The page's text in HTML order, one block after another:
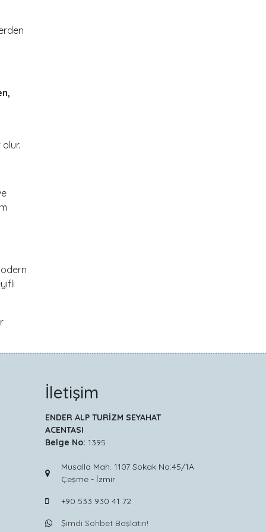
İletişim
ENDER ALP TURİZM SEYAHAT
ACENTASI
Belge No: 1395
Musalla Mah. 1107 Sokak No:45/1A
Çeşme - İzmir
+90 533 930 41 72
Şimdi Sohbet Başlatın!